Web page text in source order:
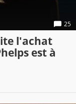
25
l'achat
est à